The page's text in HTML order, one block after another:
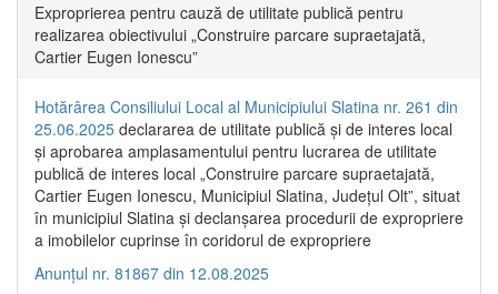
Exproprierea pentru cauză de utilitate publică pentru
realizarea obiectivului „Construire parcare supraetajată,
Cartier Eugen Ionescu”
Hotărârea Consiliului Local al Municipiului Slatina nr. 261 din
25.06.2025 declararea de utilitate publică și de interes local
și aprobarea amplasamentului pentru lucrarea de utilitate
publică de interes local „Construire parcare supraetajată,
Cartier Eugen Ionescu, Municipiul Slatina, Județul Olt”, situat
în municipiul Slatina și declanșarea procedurii de expropriere
a imobilelor cuprinse în coridorul de expropriere
Anunțul nr. 81867 din 12.08.2025